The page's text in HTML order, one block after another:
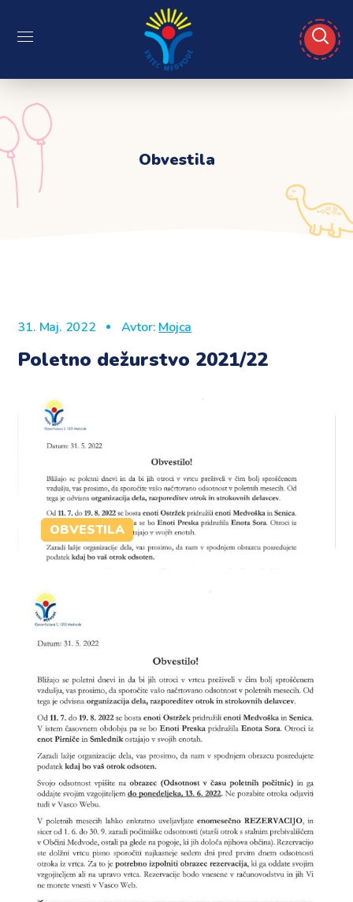
Obvestila
31. Maj. 2022 Avtor: Mojca
Poletno dežurstvo 2021/22
OBVESTILA